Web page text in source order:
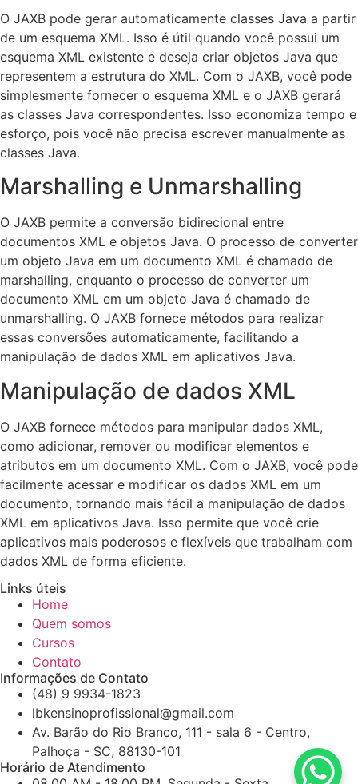
O JAXB pode gerar automaticamente classes Java a partir
de um esquema XML. Isso é útil quando você possui um
esquema XML existente e deseja criar objetos Java que
representem a estrutura do XML. Com o JAXB, você pode
simplesmente fornecer o esquema XML e o JAXB gerará
as classes Java correspondentes. Isso economiza tempo e
esforço, pois você não precisa escrever manualmente as
classes Java.
Marshalling e Unmarshalling
O JAXB permite a conversão bidirecional entre
documentos XML e objetos Java. O processo de converter
um objeto Java em um documento XML é chamado de
marshalling, enquanto o processo de converter um
documento XML em um objeto Java é chamado de
unmarshalling. O JAXB fornece métodos para realizar
essas conversões automaticamente, facilitando a
manipulação de dados XML em aplicativos Java.
Manipulação de dados XML
O JAXB fornece métodos para manipular dados XML,
como adicionar, remover ou modificar elementos e
atributos em um documento XML. Com o JAXB, você pode
facilmente acessar e modificar os dados XML em um
documento, tornando mais fácil a manipulação de dados
XML em aplicativos Java. Isso permite que você crie
aplicativos mais poderosos e flexíveis que trabalham com
dados XML de forma eficiente.
Links úteis
Home
Quem somos
Cursos
Contato
Informações de Contato
(48) 9 9934-1823
lbkensinoprofissional@gmail.com
Av. Barão do Rio Branco, 111 - sala 6 - Centro,
Palhoça - SC, 88130-101
Horário de Atendimento